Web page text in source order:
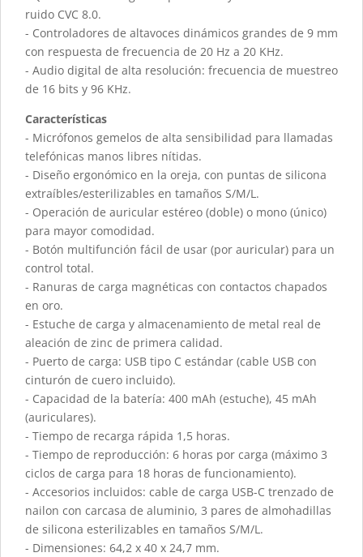
ruido CVC 8.0.
- Controladores de altavoces dinámicos grandes de 9 mm
con respuesta de frecuencia de 20 Hz a 20 KHz.
- Audio digital de alta resolución: frecuencia de muestreo
de 16 bits y 96 KHz.
Características
- Micrófonos gemelos de alta sensibilidad para llamadas
telefónicas manos libres nítidas.
- Diseño ergonómico en la oreja, con puntas de silicona
extraíbles/esterilizables en tamaños S/M/L.
- Operación de auricular estéreo (doble) o mono (único)
para mayor comodidad.
- Botón multifunción fácil de usar (por auricular) para un
control total.
- Ranuras de carga magnéticas con contactos chapados
en oro.
- Estuche de carga y almacenamiento de metal real de
aleación de zinc de primera calidad.
- Puerto de carga: USB tipo C estándar (cable USB con
cinturón de cuero incluido).
- Capacidad de la batería: 400 mAh (estuche), 45 mAh
(auriculares).
- Tiempo de recarga rápida 1,5 horas.
- Tiempo de reproducción: 6 horas por carga (máximo 3
ciclos de carga para 18 horas de funcionamiento).
- Accesorios incluidos: cable de carga USB-C trenzado de
nailon con carcasa de aluminio, 3 pares de almohadillas
de silicona esterilizables en tamaños S/M/L.
- Dimensiones: 64,2 x 40 x 24,7 mm.